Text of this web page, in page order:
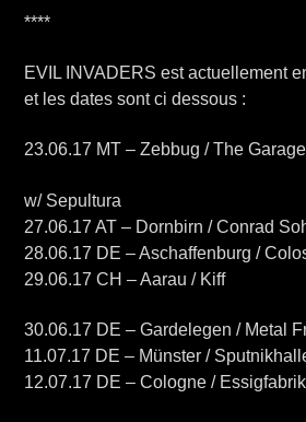
****
EVIL INVADERS est actuellement
et les dates sont ci dessous :
23.06.17 MT – Zebbug / The Garage
w/ Sepultura
27.06.17 AT – Dornbirn / Conrad
28.06.17 DE – Aschaffenburg /
29.06.17 CH – Aarau / Kiff
30.06.17 DE – Gardelegen / Metal
11.07.17 DE – Münster /
12.07.17 DE – Cologne / Essigfabrik